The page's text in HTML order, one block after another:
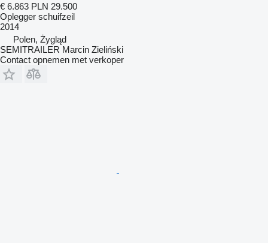
€ 6.863 PLN 29.500
Oplegger schuifzeil
2014
Polen, Żygląd
SEMITRAILER Marcin Zieliński
Contact opnemen met verkoper